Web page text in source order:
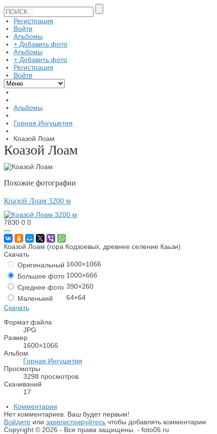
Регистрация
Войти
Альбомы
+ Добавить фото
Альбомы
+ Добавить фото
Регистрация
Войти
Альбомы
Горная Ингушетия
Коазой Лоам
Коазой Лоам
Похожие фотографии
Коазой Лоам 3200 м
7830 0 0
—
Коазой Лоам (гора Кодзоевых, древнее селение Каьзи)
Скачать
Оригинальный 1600×1066
Большое фото 1000×666
Среднее фото 390×260
Маленький
64×64
Скачать
Формат файла
JPG
Размер
1600×1066
Альбом
Горная Ингушетия
Просмотры
3298 просмотров
Скачиваний
17
Комментарии
Нет комментариев. Ваш будет первым!
Войдите или зарегистрируйтесь чтобы добавлять комментарии
Copyright © 2026 - Все права защищены. - foto06.ru